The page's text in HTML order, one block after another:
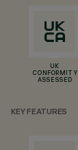
UK
CONFORMITY
ASSESSED
KEY FEATURES